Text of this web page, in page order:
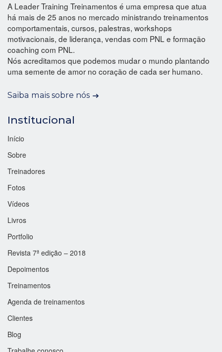
A Leader Training Treinamentos é uma empresa que atua
há mais de 25 anos no mercado ministrando treinamentos
comportamentais, cursos, palestras, workshops
motivacionais, de liderança, vendas com PNL e formação
coaching com PNL.
Nós acreditamos que podemos mudar o mundo plantando
uma semente de amor no coração de cada ser humano.
Saiba mais sobre nós
Institucional
Início
Sobre
Treinadores
Fotos
Vídeos
Livros
Portfolio
Revista 7ª edição – 2018
Depoimentos
Treinamentos
Agenda de treinamentos
Clientes
Blog